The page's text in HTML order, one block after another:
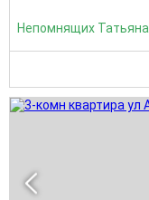
Непомнящих Татьяна